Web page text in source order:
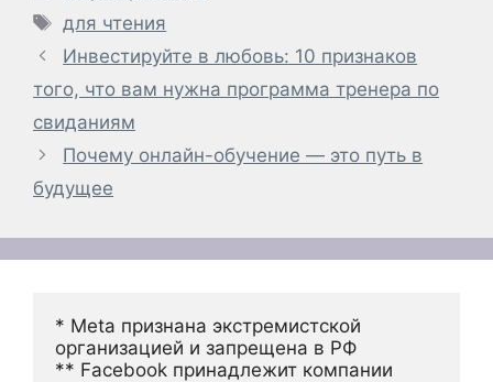
Метки
для чтения
Инвестируйте в любовь: 10 признаков
того, что вам нужна программа тренера по
свиданиям
Почему онлайн-обучение — это путь в
будущее
* Meta признана экстремистской
организацией и запрещена в РФ
** Facebook принадлежит компании